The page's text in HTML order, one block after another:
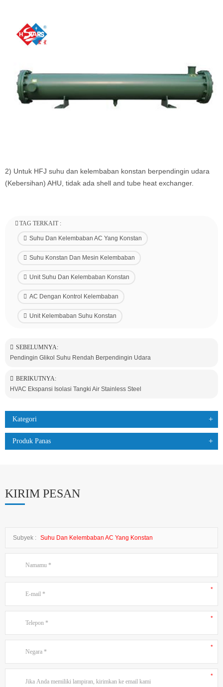
2) Untuk HFJ suhu dan kelembaban konstan berpendingin udara
(Kebersihan) AHU, tidak ada shell and tube heat exchanger.
TAG TERKAIT :
Suhu Dan Kelembaban AC Yang Konstan
Suhu Konstan Dan Mesin Kelembaban
Unit Suhu Dan Kelembaban Konstan
AC Dengan Kontrol Kelembaban
Unit Kelembaban Suhu Konstan
SEBELUMNYA:
Pendingin Glikol Suhu Rendah Berpendingin Udara
BERIKUTNYA:
HVAC Ekspansi Isolasi Tangki Air Stainless Steel
Kategori
Produk Panas
KIRIM PESAN
Subyek : Suhu Dan Kelembaban AC Yang Konstan